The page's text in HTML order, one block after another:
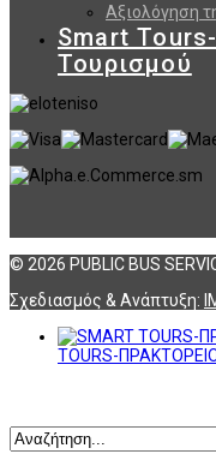
Αξιολόγηση
Smart
Τουρισμού
© 2026 PUBLIC BUS
Σχεδιασμός & Ανάπτυξη:
TOURS-